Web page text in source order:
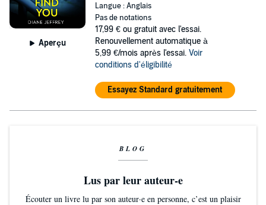
Aperçu
Langue : Anglais
Pas de notations
17,99 € ou gratuit avec l'essai.
Renouvellement automatique à
5,99 €/mois après l'essai. Voir
conditions d'éligibilité
Essayez Standard gratuitement
BLOG
Lus par leur auteur-e
Écouter un livre lu par son auteur·e en personne, c’est un plaisir